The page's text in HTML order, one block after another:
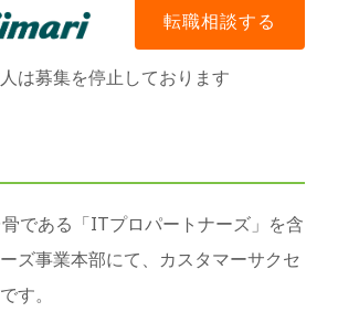
は募集を停止しております
である「ITプロパートナーズ」を含
ズ事業本部にて、カスタマーサクセ
す。